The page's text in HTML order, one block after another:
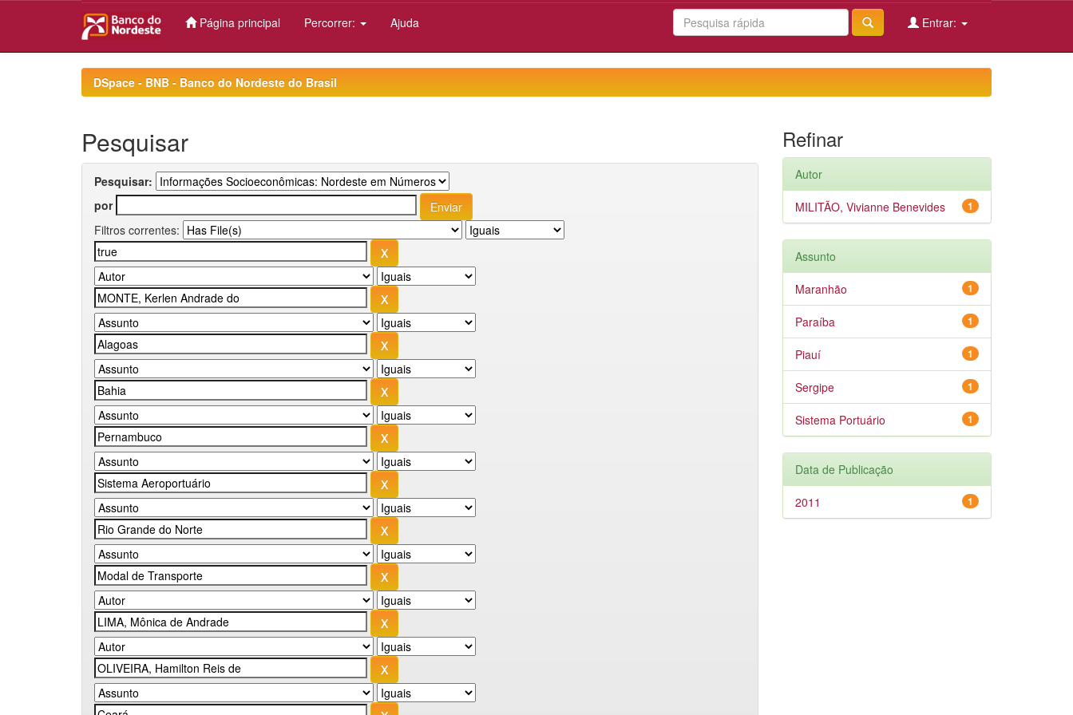
Página principal Percorrer: Ajuda Entrar:
DSpace - BNB - Banco do Nordeste do Brasil
Pesquisar
Pesquisar:
por
Filtros correntes:
Refinar
Autor
1
MILITÃO, Vivianne Benevides
Assunto
1
Maranhão
1
Paraíba
1
Piauí
1
Sergipe
1
Sistema Portuário
Data de Publicação
1
2011